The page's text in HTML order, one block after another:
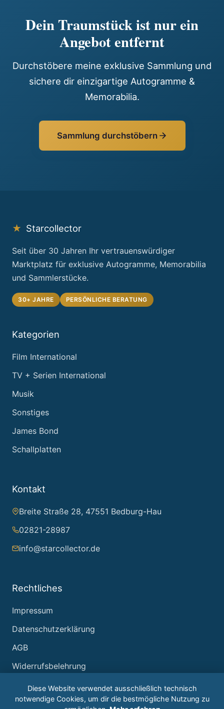
Dein Traumstück ist nur ein
Angebot entfernt
Durchstöbere meine exklusive Sammlung und
sichere dir einzigartige Autogramme &
Memorabilia.
Sammlung durchstöbern
★ Starcollector
Seit über 30 Jahren Ihr vertrauenswürdiger
Marktplatz für exklusive Autogramme, Memorabilia
und Sammlerstücke.
30+ JAHRE PERSÖNLICHE BERATUNG
Kategorien
Film International
TV + Serien International
Musik
Sonstiges
James Bond
Schallplatten
Kontakt
Breite Straße 28, 47551 Bedburg-Hau
02821-28987
info@starcollector.de
Rechtliches
Impressum
Datenschutzerklärung
AGB
Widerrufsbelehrung
Diese Website verwendet ausschließlich technisch
notwendige Cookies, um dir die bestmögliche Nutzung zu